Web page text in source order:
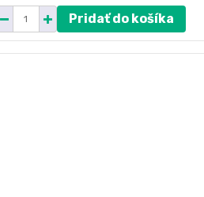
Pridať do košíka